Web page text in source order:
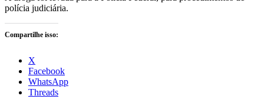
polícia judiciária.
Compartilhe isso:
X
Facebook
WhatsApp
Threads